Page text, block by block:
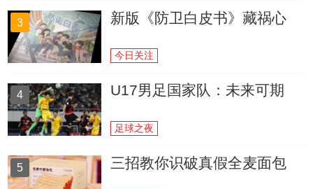
3 新版《防卫白皮书》藏祸心
今日关注
4 U17男足国家队：未来可期
足球之夜
5 三招教你识破真假全麦面包